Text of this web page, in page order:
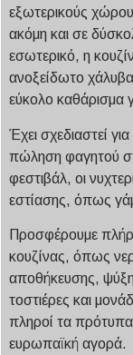
εξωτερικούς
ακόμη και σε
εσωτερικό, η
ανοξείδωτο
εύκολο καθάρισμα
Έχει σχεδιαστεί
πώληση φαγητού
φεστιβάλ, οι
εστίασης, όπως
Προσφέρουμε
κουζίνας, όπως
αποθήκευσης,
τοστιέρες και
πληροί τα πρότυπα
ευρωπαϊκή αγορά.